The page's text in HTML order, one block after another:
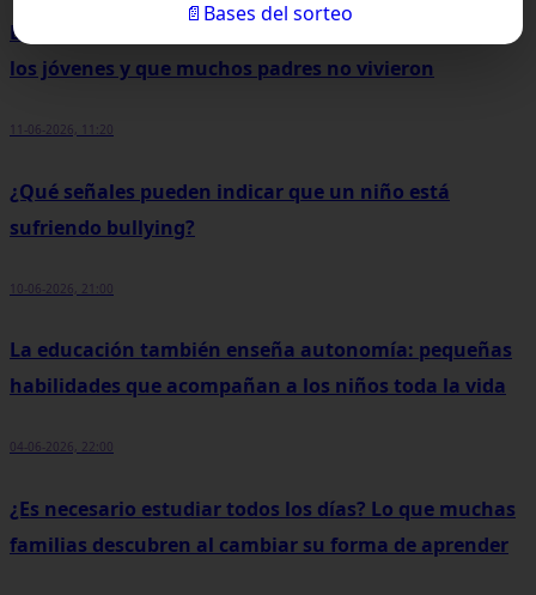
La adolescencia cambió: desafíos que enfrentan hoy
los jóvenes y que muchos padres no vivieron
11-06-2026, 11:20
¿Qué señales pueden indicar que un niño está
sufriendo bullying?
10-06-2026, 21:00
La educación también enseña autonomía: pequeñas
habilidades que acompañan a los niños toda la vida
04-06-2026, 22:00
¿Es necesario estudiar todos los días? Lo que muchas
familias descubren al cambiar su forma de aprender
📄Bases del sorteo